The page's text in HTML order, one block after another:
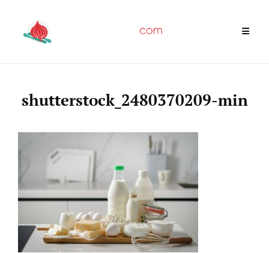
content
shutterstock_2480370209-min